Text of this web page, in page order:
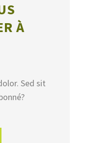
À
Sed sit